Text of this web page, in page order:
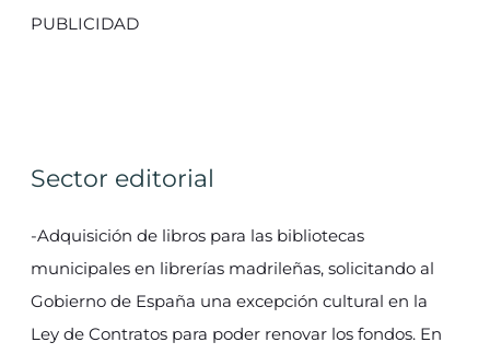
PUBLICIDAD
Sector editorial
-Adquisición de libros para las bibliotecas
municipales en librerías madrileñas, solicitando al
Gobierno de España una excepción cultural en la
Ley de Contratos para poder renovar los fondos. En